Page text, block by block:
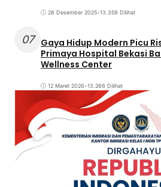
28 Desember 2025•13.359 Dilihat
07
Gaya Hidup Modern Picu
Primaya Hospital Bekasi
Wellness Center
12 Maret 2026•13.266 Dilihat